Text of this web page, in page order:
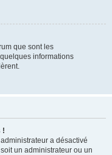
que sont les
informations
!
a désactivé
un administrateur ou un